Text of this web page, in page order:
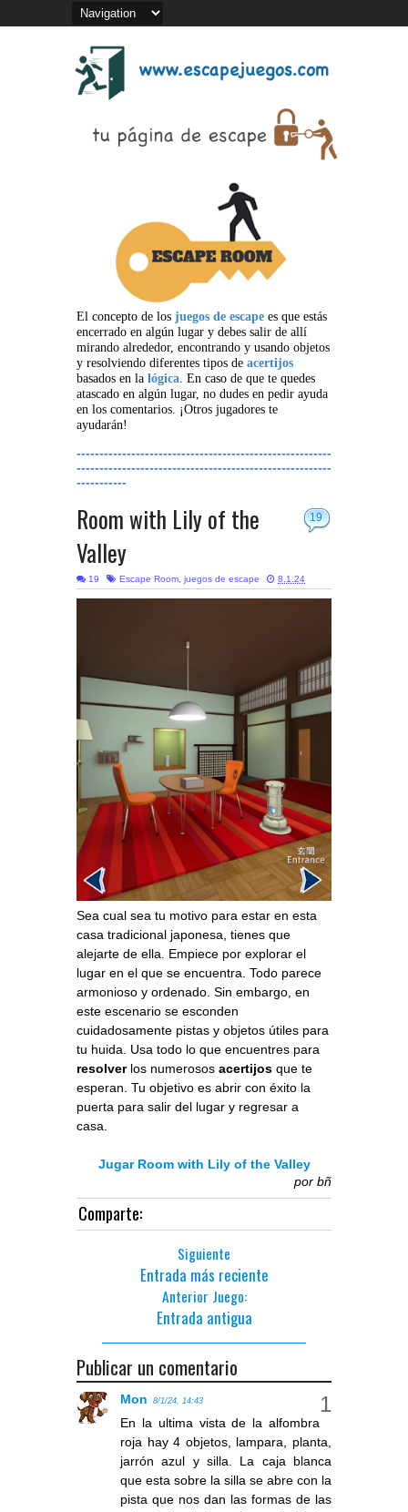
El concepto de los juegos de escape es que estás
encerrado en algún lugar y debes salir de allí
mirando alrededor, encontrando y usando objetos
y resolviendo diferentes tipos de acertijos
basados en la lógica. En caso de que te quedes
atascado en algún lugar, no dudes en pedir ayuda
en los comentarios. ¡Otros jugadores te
ayudarán!
--------------------------------------------------------
--------------------------------------------------------
-----------
19
Room with Lily of the
Valley
19 Escape Room, juegos de escape 8.1.24
Sea cual sea tu motivo para estar en esta
casa tradicional japonesa, tienes que
alejarte de ella. Empiece por explorar el
lugar en el que se encuentra. Todo parece
armonioso y ordenado. Sin embargo, en
este escenario se esconden
cuidadosamente pistas y objetos útiles para
tu huida. Usa todo lo que encuentres para
resolverlos numerosos acertijos que te
esperan. Tu objetivo es abrir con éxito la
puerta para salir del lugar y regresar a
casa.
Jugar Room with Lily of the Valley
por bñ
Comparte:
Siguiente
Entrada más reciente
Anterior Juego:
Entrada antigua
Publicar un comentario
Mon 8/1/24, 14:43
En la ultima vista de la alfombra
roja hay 4 objetos, lampara, planta,
jarrón azul y silla. La caja blanca
que esta sobre la silla se abre con la
pista que nos dan las formas de las